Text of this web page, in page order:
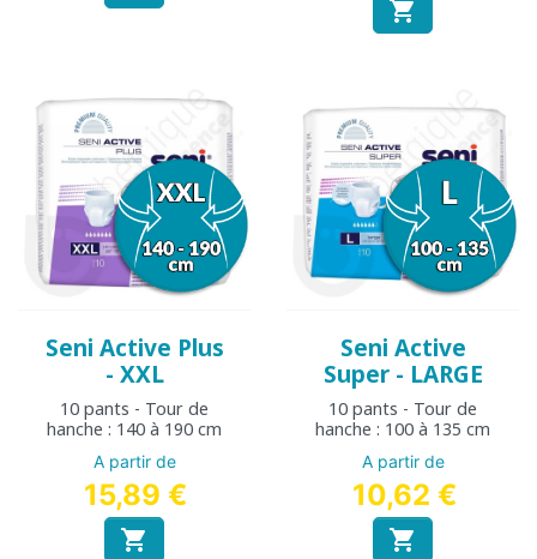

Seni Active Plus
- XXL
10 pants - Tour de
hanche : 140 à 190 cm
A partir de
15,89 €

Seni Active
Super - LARGE
10 pants - Tour de
hanche : 100 à 135 cm
A partir de
10,62 €
